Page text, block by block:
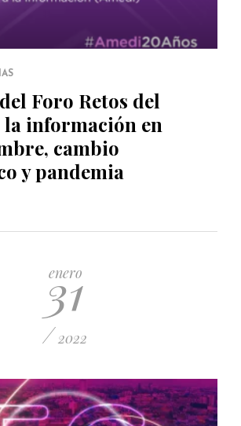
Foro Retos del
la información en
cambio
y pandemia
enero
31
/ 2022